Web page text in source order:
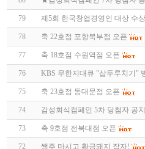
79 제5회 한국창업경영인 대상 수상
78 축 22호점 포항북부점 오픈
77 축 18호점 수원역점 오픈
76 KBS 무한지대큐 "삽두루치기"
75 축 23호점 동대문점 오픈
74 감성회식캠페인 5차 당첨자 공지
73 축 9호점 전북대점 오픈
72 쌩주 마시고 황금돼지 잡자!